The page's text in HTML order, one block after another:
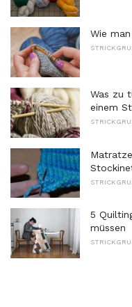
Wie
Was zu
einem
5
müssen